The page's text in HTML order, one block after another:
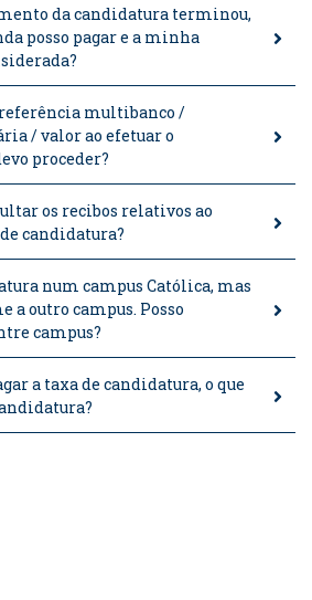
da candidatura terminou,
posso pagar e a minha
referência multibanco /
/ valor ao efetuar o
proceder?
os recibos relativos ao
candidatura?
num campus Católica, mas
a outro campus. Posso
campus?
a taxa de candidatura, o que